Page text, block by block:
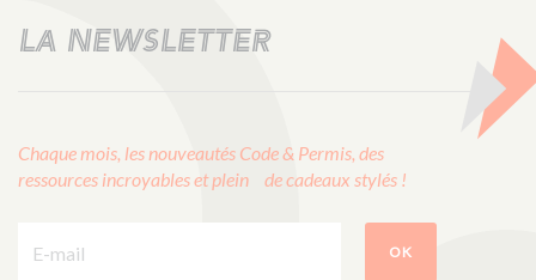
LA NEWSLETTER
Chaque mois, les nouveautés Code & Permis, des
ressources incroyables et plein de cadeaux stylés !
OK